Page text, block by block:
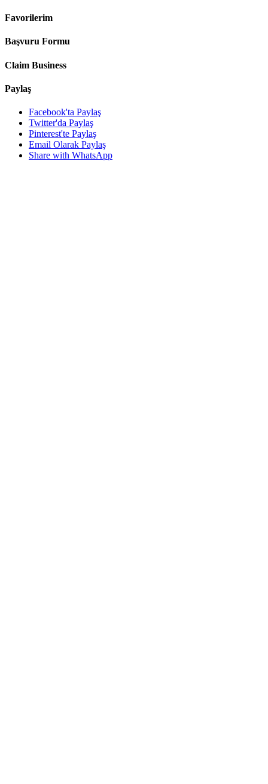
Favorilerim
Başvuru Formu
Claim Business
Paylaş
Facebook'ta Paylaş
Twitter'da Paylaş
Pinterest'te Paylaş
Email Olarak Paylaş
Share with WhatsApp